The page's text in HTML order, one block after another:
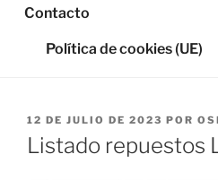
Contacto
Política de cookies (UE)
PUBLICADO
EL
12 DE JULIO DE 2023 POR
Listado repuestos